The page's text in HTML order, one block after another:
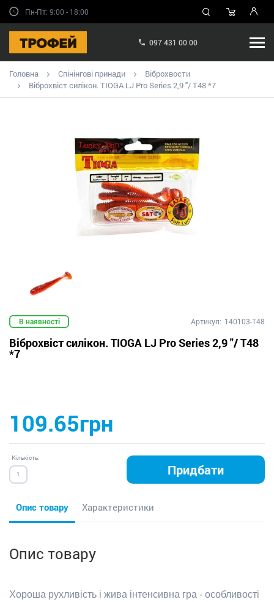
Пн-Пт: 9:00 - 18:00
097 431 00 00
Головна Спінінгові принади
Віброхвости
Віброхвіст силікон. TIOGA LJ Pro Series 2,9 "/ T48 *7
В наявності Артикул: 140103-T48
Віброхвіст силікон. TIOGA LJ Pro Series 2,9 "/ T48
*7
109.65грн
Кількість:
Придбати
Опис товару Характеристики
Опис товару
Хороша рухливість і жива інтенсивна гра - особливості